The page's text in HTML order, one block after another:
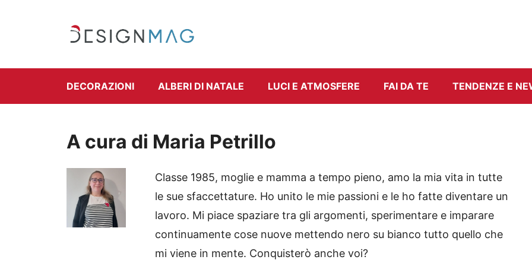
DECORAZIONI ALBERI DI NATALE LUCI E ATMOSFERE FAI DA TE TENDENZE E
A cura di Maria Petrillo
Classe 1985, moglie e mamma a tempo pieno, amo la mia vita in tutte
le sue sfaccettature. Ho unito le mie passioni e le ho fatte diventare un
lavoro. Mi piace spaziare tra gli argomenti, sperimentare e imparare
continuamente cose nuove mettendo nero su bianco tutto quello che
mi viene in mente. Conquisterò anche voi?